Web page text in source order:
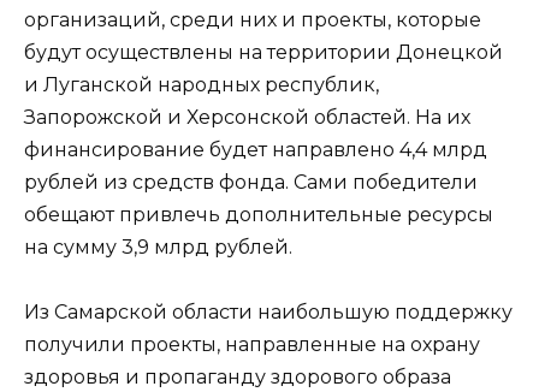
организаций, среди них и проекты, которые
будут осуществлены на территории Донецкой
и Луганской народных республик,
Запорожской и Херсонской областей. На их
финансирование будет направлено 4,4 млрд
рублей из средств фонда. Сами победители
обещают привлечь дополнительные ресурсы
на сумму 3,9 млрд рублей.
Из Самарской области наибольшую поддержку
получили проекты, направленные на охрану
здоровья и пропаганду здорового образа